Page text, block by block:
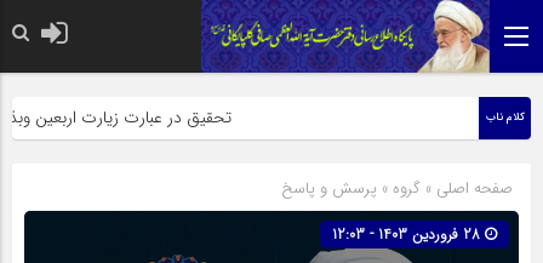
کلام ناب تحقیق در عبارت زیارت اربعین وبذل
صفحه اصلی » گروه » پرسش و پاسخ